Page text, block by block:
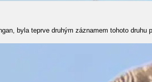
byla teprve druhým záznamem tohoto